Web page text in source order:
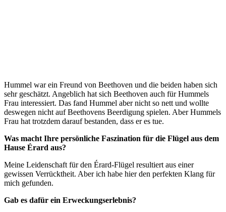
Hummel war ein Freund von Beethoven und die beiden haben sich
sehr geschätzt. Angeblich hat sich Beethoven auch für Hummels
Frau interessiert. Das fand Hummel aber nicht so nett und wollte
deswegen nicht auf Beethovens Beerdigung spielen. Aber Hummels
Frau hat trotzdem darauf bestanden, dass er es tue.
Was macht Ihre persönliche Faszination für die Flügel aus dem
Hause Érard aus?
Meine Leidenschaft für den Érard-Flügel resultiert aus einer
gewissen Verrücktheit. Aber ich habe hier den perfekten Klang für
mich gefunden.
Gab es dafür ein Erweckungserlebnis?